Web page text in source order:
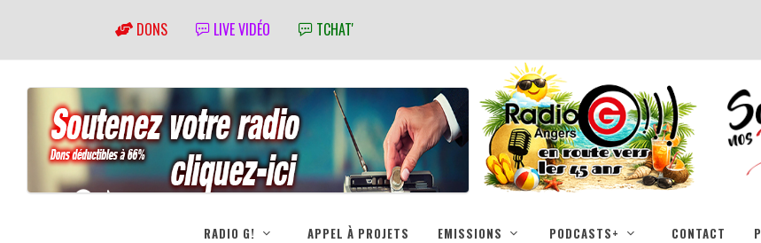
DONS LIVE VIDÉO TCHAT'
RADIO G! APPEL À PROJETS EMISSIONS PODCASTS+ CONTACT